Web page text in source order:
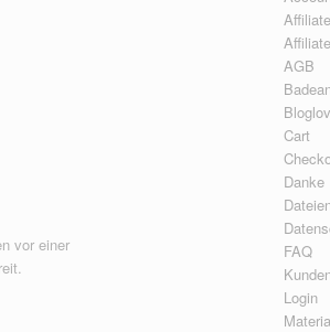
vor einer
AGB
Cart
Danke
FAQ
Login